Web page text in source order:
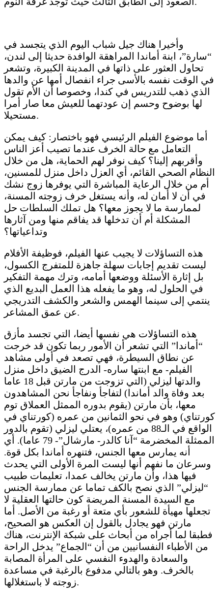
وأخيرا هناك جيل شباب اليوم الذي يتجسد في
“سارة”، ابنة أماندا المراهقة الوافدة حديثا إلى لندن،
تحاول العثور على ذاتها في المدينة الكبيرة، وتشعر
في الوقت نفسه بالأسى جراء انفصال أمها عن والدها
الذي ذهب للتدريس في كندا، وخصوصا أن الأم تقول
لها بوضوح وحسم إن عودتهما للعيش معا صار أمرا
مستحيلا.
أما موضوع الفيلم الرئيسي فهو باختصار: كيف يمكن
التعامل مع حالة الخرف عندما تصيب أعز الناس
وأقربهم إلينا؟ كيف نوفر لهم الحماية، هل من خلال
النظام الصحي القائم، أي العزل داخل منزل للمسنين،
أم من خلال الرعاية المباشرة التي يوفرها زوج نشك
في أن لا أمان له، وأنه يستغل خرف زوجته المسنة،
لممارسة ما لا يجوز معها؟ هل تملك السلطات حل
المشكلة أم أن تدخلها قد يفاقم منها ومن آثارها
وتداعياتها؟
هذه التساؤلات لا يجيب عنها الفيلم، فوظيفة الأفلام
ليست تقديم إجابات سهلة جاهزة للمتفرج الكسول،
بل إثارة الأسئلة ووضعها أمامه، وترك مهمة التفكير
في الحلول له، وهو ما يفعله هذا العمل البديع الذي
ينتمي إلى سينما الهمس والشعر والكشف التدريجي
عن عمق المشاعر.
هذه التساؤلات هي نفسها أيضا، التي تجسد مأزق
“أماندا” التي تشعر أن الأمور ربما تكون قد خرجت
عن نطاق السيطرة، فهي تصعد في أولى مشاهد
الفيلم- مع ابنتها ساره- الدرج الضيق داخل منزل
والدتها ليزلي (التي تزوجت من مارتن قبل 18 عاما
بعد وفاة والد أماندا) لتفاجأ ونفاجأ نحن المشاهدون
معها، بأن مارتن (يقوم بدوره الممثل العملاق توم
كورتناي) وهو في نحو الثمانين من عمره (كورتناي في
الواقع في الـ88 من عمره)، يعتلي ليزلي (تقوم بالدور
الممثلة المخضرمة “آنا كالدر- مارشال”- 79 عاما). أي
أنه يمارس معها الجنس، فتنهره أماندا بكل قوة.
وسرعان ما نفهم أنها ليست المرة الأولى التي يحدث
فيها هذا، وأن مارتن يخالف عمدا، تعليمات طبيب
“ليزلي” الذي نصح بالكف تماما عن ممارسة الجنس
مع السيدة المسنة المريضة كون حالتها العقلية لا
تجعلها مهيأة للشعور بأي متعة أو رغبة من الأصل. أما
مارتن فهو يجادل بالقول إن العكس هو الصحيح،
فطبقا لما أجراه من أبحاث على شبكة الإنترنت، هناك
من الأطباء النفسانيين من أن “الجماع” يدخل الراحة
والسعادة والهدوء النفسي على المرأة المصابة
بالخرف. وهو بالتالي مدفوع بالرغبة في مساعدة
زوجته لا باستغلالها.